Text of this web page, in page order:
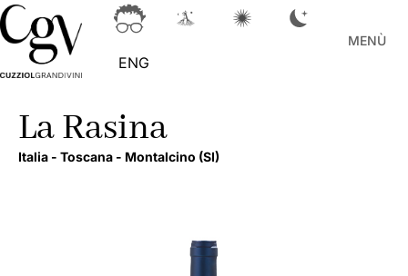
ENG
MENÙ
La Rasina
Italia - Toscana - Montalcino (SI)